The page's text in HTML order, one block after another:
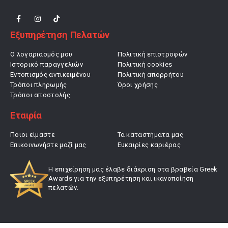
Εξυπηρέτηση Πελατών
Ο λογαριασμός μου
Ιστορικό παραγγελιών
Εντοπισμός αντικειμένου
Τρόποι πληρωμής
Τρόποι αποστολής
Πολιτική επιστροφών
Πολιτική cookies
Πολιτική απορρήτου
Όροι χρήσης
Εταιρία
Ποιοι είμαστε
Επικοινωνήστε μαζί μας
Τα καταστήματα μας
Ευκαιρίες καριέρας
Η επιχείρηση μας έλαβε διάκριση στα βραβεία Greek
Awards για την εξυπηρέτηση και ικανοποίηση
πελατών.